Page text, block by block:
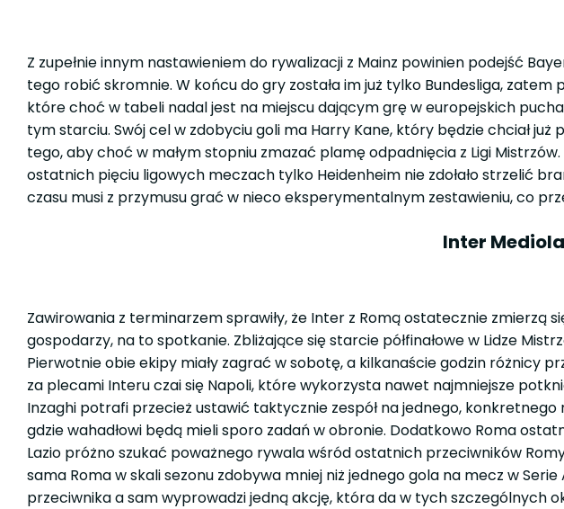
Z zupełnie innym nastawieniem do rywalizacji z Mainz powinien podejść
tego robić skromnie. W końcu do gry została im już tylko Bundesliga,
które choć w tabeli nadal jest na miejscu dającym grę w europejskich
tym starciu. Swój cel w zdobyciu goli ma Harry Kane, który będzie chciał
tego, aby choć w małym stopniu zmazać plamę odpadnięcia z Ligi
ostatnich pięciu ligowych meczach tylko Heidenheim nie zdołało strzelić
czasu musi z przymusu grać w nieco eksperymentalnym zestawieniu, co
Inter
Zawirowania z terminarzem sprawiły, że Inter z Romą ostatecznie zmierzą
gospodarzy, na to spotkanie. Zbliżające się starcie półfinałowe w Lidze
Pierwotnie obie ekipy miały zagrać w sobotę, a kilkanaście godzin różnicy
za plecami Interu czai się Napoli, które wykorzysta nawet najmniejsze
Inzaghi potrafi przecież ustawić taktycznie zespół na jednego,
gdzie wahadłowi będą mieli sporo zadań w obronie. Dodatkowo Roma
Lazio próżno szukać poważnego rywala wśród ostatnich przeciwników
sama Roma w skali sezonu zdobywa mniej niż jednego gola na mecz w
przeciwnika a sam wyprowadzi jedną akcję, która da w tych szczególnych